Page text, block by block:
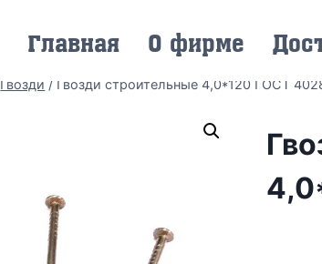
Главная О фирме
Гвозди / Гвозди строительные 4,0*120 ГОСТ